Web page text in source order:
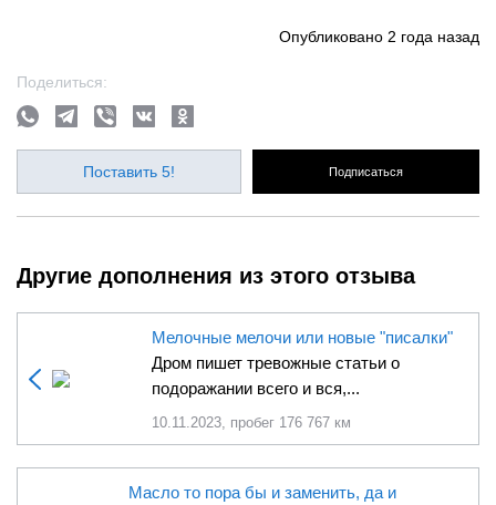
Опубликовано 2 года назад
Поделиться:
Поставить 5! Подписаться
Другие дополнения из этого отзыва
Мелочные мелочи или новые "писалки"
Дром пишет тревожные статьи о
подоражании всего и вся,...
10.11.2023, пробег 176 767 км
Масло то пора бы и заменить, да и